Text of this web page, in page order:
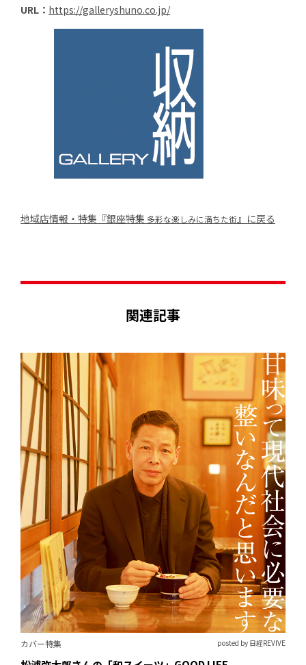
URL： https://galleryshuno.co.jp/
地域店情報・特集『銀座特集 多彩な楽しみに満ちた街 』に戻る
関連記事
カバー特集 posted by 日経REVIVE